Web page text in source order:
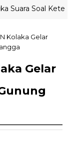
Jalur
Kolaka Gelar
Gelar